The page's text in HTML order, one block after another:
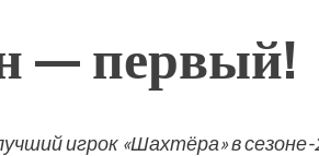
— первый!
игрок «Шахтёра» в